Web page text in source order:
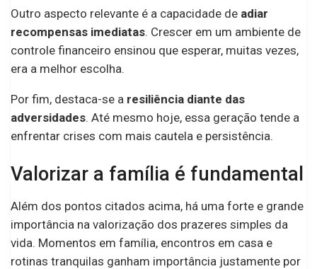
Outro aspecto relevante é a capacidade de adiar
recompensas imediatas. Crescer em um ambiente de
controle financeiro ensinou que esperar, muitas vezes,
era a melhor escolha.
Por fim, destaca-se a resiliência diante das
adversidades. Até mesmo hoje, essa geração tende a
enfrentar crises com mais cautela e persistência.
Valorizar a família é fundamental
Além dos pontos citados acima, há uma forte e grande
importância na valorização dos prazeres simples da
vida. Momentos em família, encontros em casa e
rotinas tranquilas ganham importância justamente por